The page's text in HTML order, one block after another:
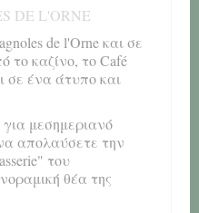
DE L'ORNE
de l'Orne και σε
καζίνο, το Café
σε ένα άτυπο και
μεσημεριανό
απολαύσετε την
του
θέα της